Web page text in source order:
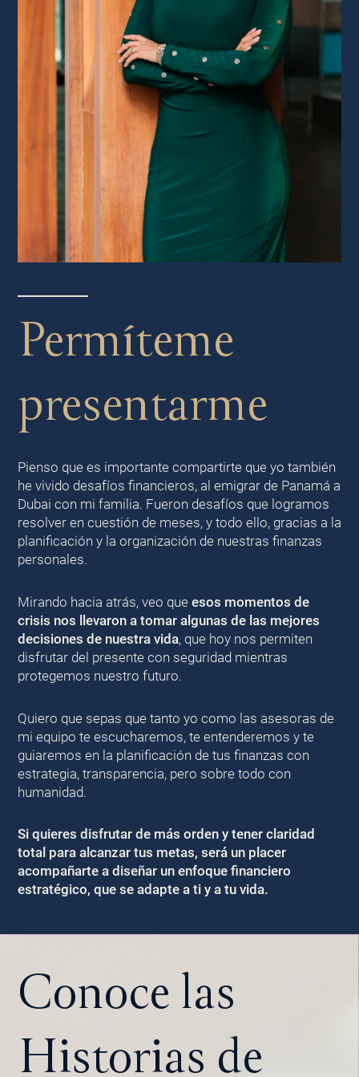
Permíteme
presentarme
Pienso que es importante compartirte que yo también
he vivido desafíos financieros, al emigrar de Panamá a
Dubai con mi familia. Fueron desafíos que logramos
resolver en cuestión de meses, y todo ello, gracias a la
planificación y la organización de nuestras finanzas
personales.
Mirando hacia atrás, veo que esos momentos de
crisis nos llevaron a tomar algunas de las mejores
decisiones de nuestra vida, que hoy nos permiten
disfrutar del presente con seguridad mientras
protegemos nuestro futuro.
Quiero que sepas que tanto yo como las asesoras de
mi equipo te escucharemos, te entenderemos y te
guiaremos en la planificación de tus finanzas con
estrategia, transparencia, pero sobre todo con
humanidad.
Si quieres disfrutar de más orden y tener claridad
total para alcanzar tus metas, será un placer
acompañarte a diseñar un enfoque financiero
estratégico, que se adapte a ti y a tu vida.
Conoce las
Historias de